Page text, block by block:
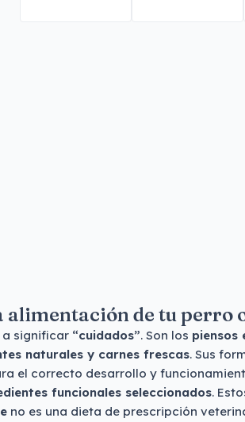
alimentación de tu perro
a significar “cuidados”. Son los piensos
naturales y carnes frescas. Sus
el correcto desarrollo y
funcionales seleccionados.
no es una dieta de prescripción